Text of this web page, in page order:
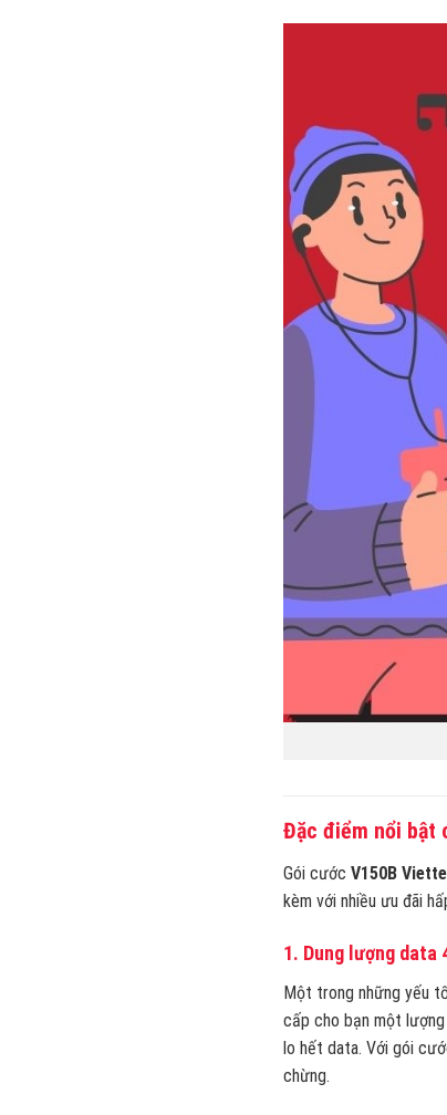
Đặc điểm nổi bật
Gói cước V150B Viettel
kèm với nhiều ưu đãi
1. Dung lượng data
Một trong những yếu
cấp cho bạn một lượng
lo hết data. Với gói
chừng.